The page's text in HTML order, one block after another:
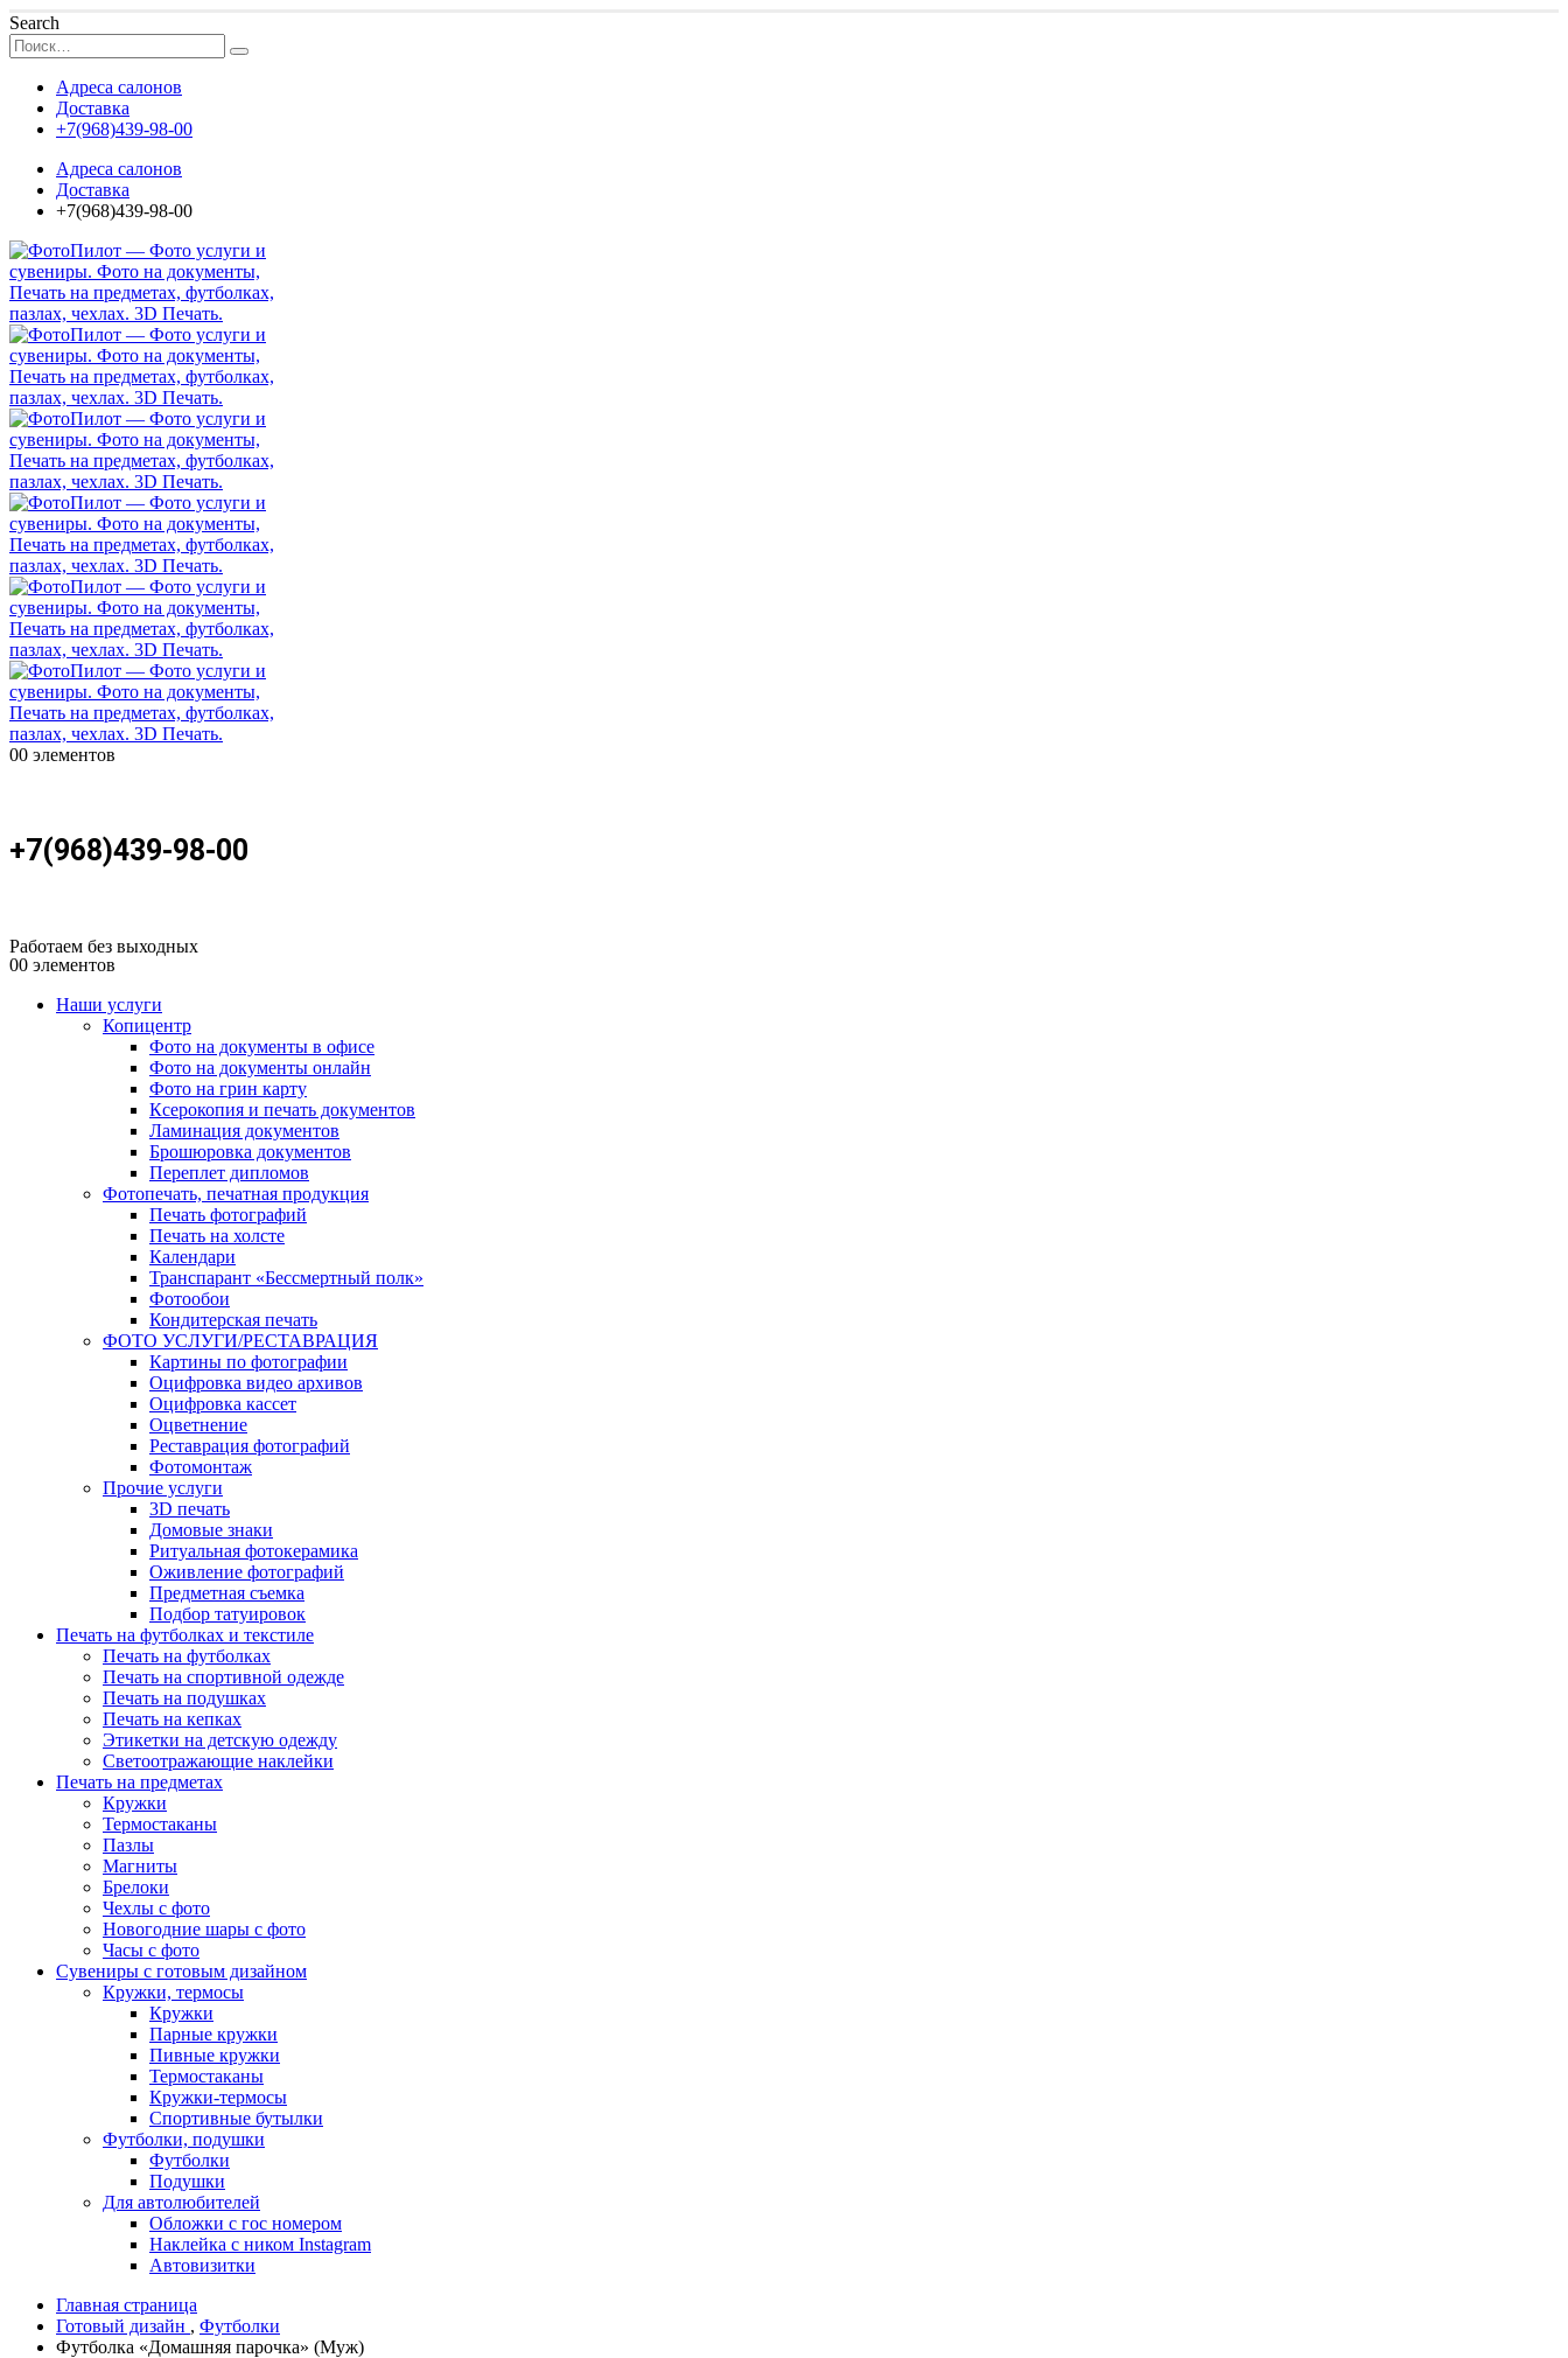
Search
Адреса салонов
Доставка
+7(968)439-98-00
Адреса салонов
Доставка
+7(968)439-98-00
00 элементов
+7(968)439-98-00
Работаем без выходных
00 элементов
Наши услуги
Копицентр
Фото на документы в офисе
Фото на документы онлайн
Фото на грин карту
Ксерокопия и печать документов
Ламинация документов
Брошюровка документов
Переплет дипломов
Фотопечать, печатная продукция
Печать фотографий
Печать на холсте
Календари
Транспарант «Бессмертный полк»
Фотообои
Кондитерская печать
ФОТО УСЛУГИ/РЕСТАВРАЦИЯ
Картины по фотографии
Оцифровка видео архивов
Оцифровка кассет
Оцветнение
Реставрация фотографий
Фотомонтаж
Прочие услуги
3D печать
Домовые знаки
Ритуальная фотокерамика
Оживление фотографий
Предметная съемка
Подбор татуировок
Печать на футболках и текстиле
Печать на футболках
Печать на спортивной одежде
Печать на подушках
Печать на кепках
Этикетки на детскую одежду
Светоотражающие наклейки
Печать на предметах
Кружки
Термостаканы
Пазлы
Магниты
Брелоки
Чехлы с фото
Новогодние шары с фото
Часы с фото
Сувениры с готовым дизайном
Кружки, термосы
Кружки
Парные кружки
Пивные кружки
Термостаканы
Кружки-термосы
Спортивные бутылки
Футболки, подушки
Футболки
Подушки
Для автолюбителей
Обложки с гос номером
Наклейка с ником Instagram
Автовизитки
Главная страница
Готовый дизайн , Футболки
Футболка «Домашняя парочка» (Муж)